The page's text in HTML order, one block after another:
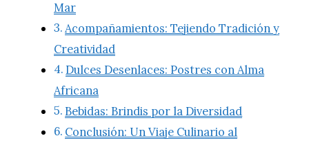
Mar
Acompañamientos: Tejiendo Tradición y
Creatividad
Dulces Desenlaces: Postres con Alma
Africana
Bebidas: Brindis por la Diversidad
Conclusión: Un Viaje Culinario al